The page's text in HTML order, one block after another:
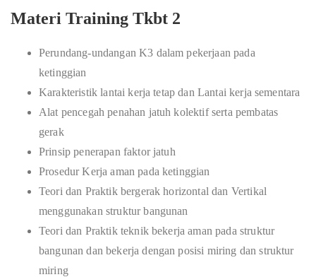
Materi Training Tkbt 2
Perundang-undangan K3 dalam pekerjaan pada
ketinggian
Karakteristik lantai kerja tetap dan Lantai kerja sementara
Alat pencegah penahan jatuh kolektif serta pembatas
gerak
Prinsip penerapan faktor jatuh
Prosedur Kerja aman pada ketinggian
Teori dan Praktik bergerak horizontal dan Vertikal
menggunakan struktur bangunan
Teori dan Praktik teknik bekerja aman pada struktur
bangunan dan bekerja dengan posisi miring dan struktur
miring